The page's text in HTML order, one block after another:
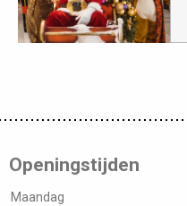
Openingstijden
Maandag